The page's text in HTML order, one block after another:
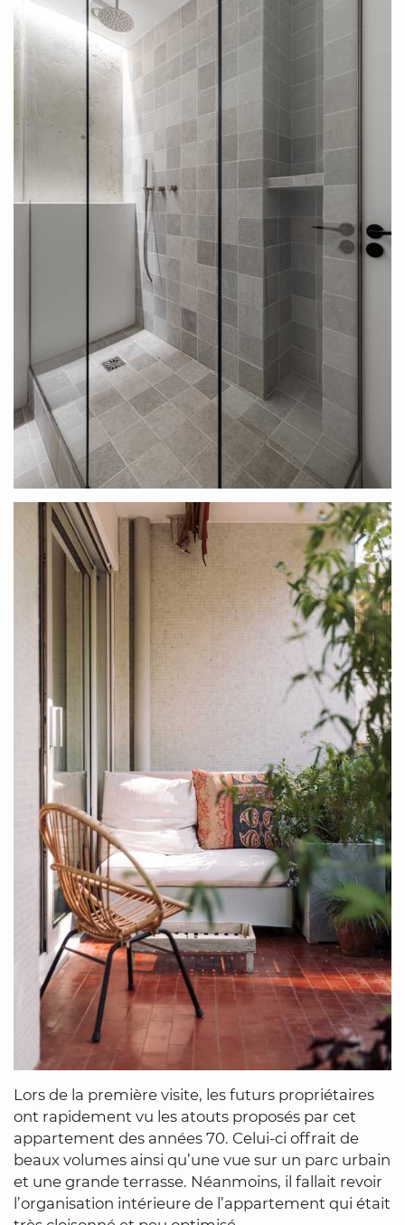
Lors de la première visite, les futurs propriétaires
ont rapidement vu les atouts proposés par cet
appartement des années 70. Celui-ci offrait de
beaux volumes ainsi qu’une vue sur un parc urbain
et une grande terrasse. Néanmoins, il fallait revoir
l’organisation intérieure de l’appartement qui était